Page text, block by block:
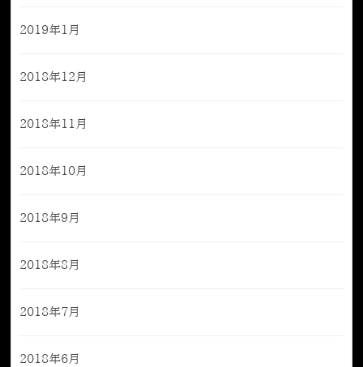
2019年1月
2018年12月
2018年11月
2018年10月
2018年9月
2018年8月
2018年7月
2018年6月